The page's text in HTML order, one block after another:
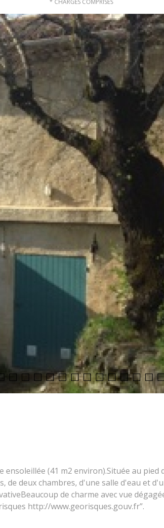
* CHARGES COMPRISES
(41 m2 environ).Située au
deux chambres, d'une salle d'eau et
de charme avec vue
http://www.georisques.gouv.fr”.